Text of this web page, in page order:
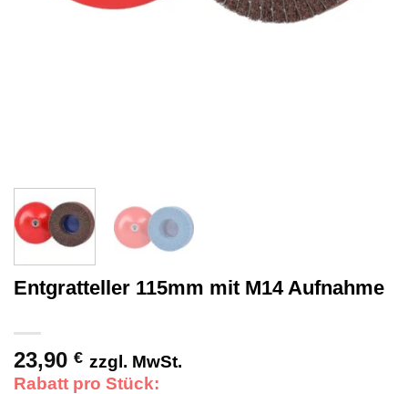
Entgratteller 115mm mit M14 Aufnahme
23,90 € zzgl. MwSt.
Rabatt pro Stück: